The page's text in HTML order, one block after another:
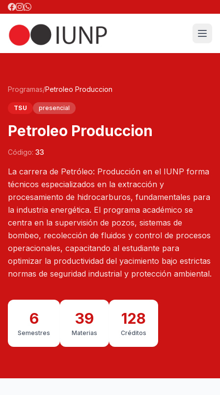
Programas/Petroleo Produccion
TSU presencial
Petroleo Produccion
Código: 33
La carrera de Petróleo: Producción en el IUNP forma
técnicos especializados en la extracción y
procesamiento de hidrocarburos, fundamentales para
la industria energética. El programa académico se
centra en la supervisión de pozos, sistemas de
bombeo, recolección de fluidos y control de procesos
operacionales, capacitando al estudiante para
optimizar la productividad del yacimiento bajo estrictas
normas de seguridad industrial y protección ambiental.
6
Semestres
39
Materias
128
Créditos